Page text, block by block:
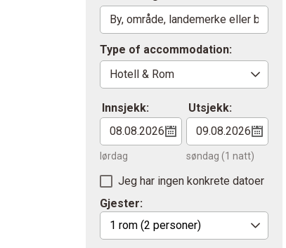
Type of accommodation:
Innsjekk:
lørdag
Utsjekk:
søndag (1 natt)
Jeg har ingen konkrete datoer
Gjester:
1 rom (2 personer)